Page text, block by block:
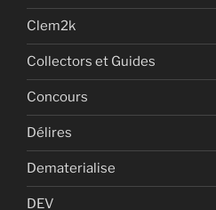
Clem2k
Collectors et Guides
Concours
Délires
Dematerialise
DEV